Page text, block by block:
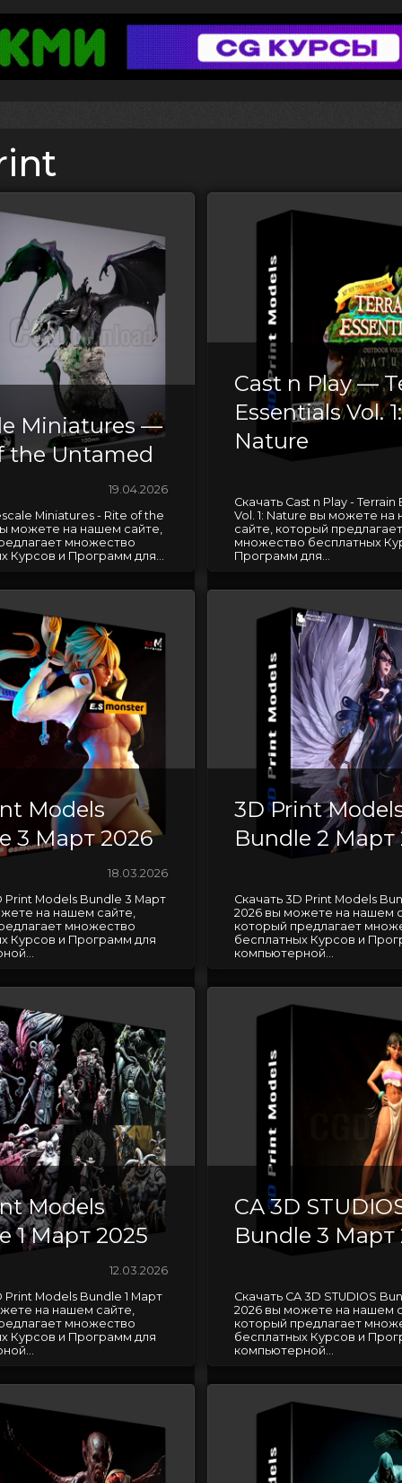
Miniatures —
the Untamed
19.04.2026
Miniatures - Rite of the
можете на нашем сайте,
множество
Курсов и Программ для...
Cast n Play —
Essentials Vol. 1:
Nature
Скачать Cast n Play - Terrain
Vol. 1: Nature вы можете на
сайте, который предлагает
множество бесплатных
Программ для...
Models
3 Март 2026
18.03.2026
Print Models Bundle 3 Март
на нашем сайте,
множество
Курсов и Программ для
3D Print
Bundle 2 Март
Скачать 3D Print Models
2026 вы можете на нашем
который предлагает
бесплатных Курсов и
компьютерной...
Models
1 Март 2025
12.03.2026
Print Models Bundle 1 Март
на нашем сайте,
множество
Курсов и Программ для
CA 3D
Bundle 3 Март
Скачать CA 3D STUDIOS
2026 вы можете на нашем
который предлагает
бесплатных Курсов и
компьютерной...